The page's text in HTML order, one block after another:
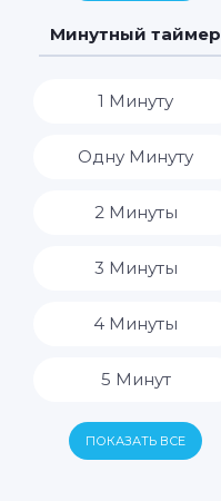
7 Дней
Минутный таймер
1 Минуту
Одну Минуту
2 Минуты
3 Минуты
4 Минуты
5 Минут
6 Минут
ПОКАЗАТЬ ВСЕ